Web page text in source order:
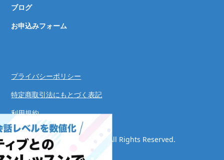
ブログ
お申込みフォーム
© Speaking Success System. All Rights Reserved.
プライバシーポリシー
特定商取引法にもとづく表記
利用規約